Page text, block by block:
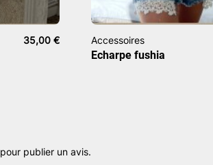
35,00 € Accessoires
Echarpe fushia
pour publier un avis.